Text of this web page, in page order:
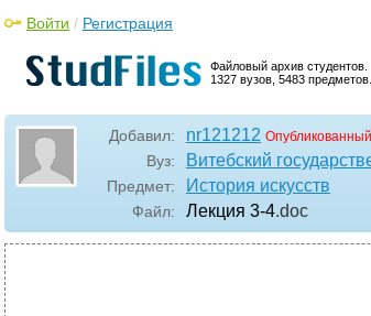
Файловый архив студентов.
1327 вузов, 5483 предметов.
Войти / Регистрация
Добавил: nr121212
Вуз: Витебский
Предмет: История искусств
Файл: Лекция 3-4.doc